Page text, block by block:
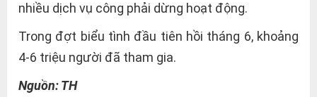
nhiều dịch vụ công phải dừng hoạt động.
Trong đợt biểu tình đầu tiên hồi tháng 6, khoảng
4-6 triệu người đã tham gia.
Nguồn: TH